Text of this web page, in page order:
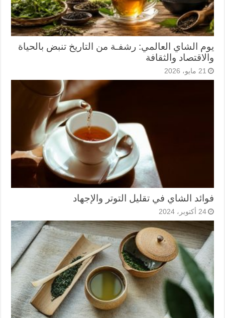
يوم الشاي العالمي: رشفـة من التاريخ تنبض بالحياة
والاقتصاد والثقافة
21 مايو، 2026
فوائد الشاي في تقليل التوتر والإجهاد
24 أكتوبر، 2024